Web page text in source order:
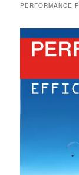
PERFORMANCE